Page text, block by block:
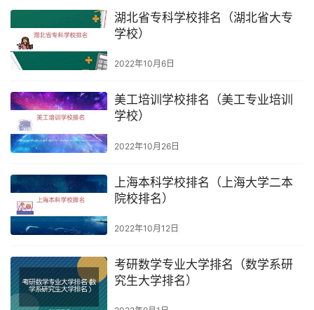
湖北省专科学校排名（湖北省大专
学校）
2022年10月6日
美工培训学校排名（美工专业培训
学校）
2022年10月26日
上海本科学校排名（上海大学二本
院校排名）
2022年10月12日
考研数学专业大学排名（数学系研
究生大学排名）